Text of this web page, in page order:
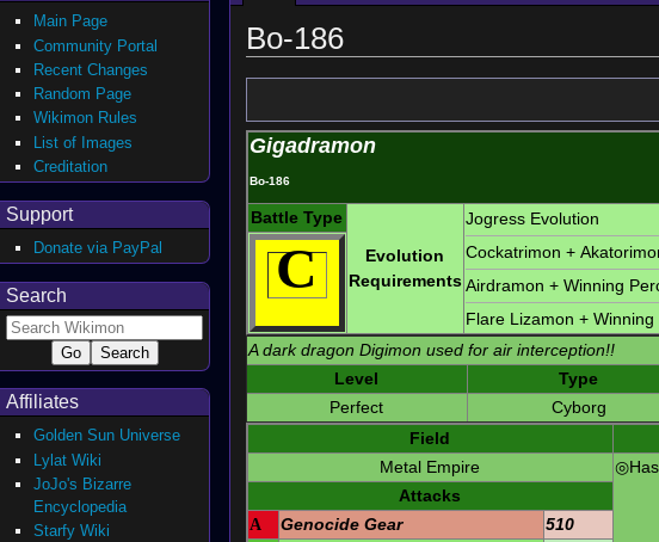
Bo-186
Gigadramon
Bo-186
Battle Type
Evolution
Requirements
Jogress Evolution
Cockatrimon +
Airdramon + Winning
Flare Lizamon + Winning
C
A dark dragon Digimon used for air interception!!
Level
Type
Perfect
Cyborg
Field
Metal Empire
◎Has
Attacks
A
Genocide Gear
510
Main Page
Community Portal
Recent Changes
Random Page
Wikimon Rules
List of Images
Creditation
Support
Donate via PayPal
Search
Affiliates
Golden Sun Universe
Lylat Wiki
JoJo's Bizarre
Encyclopedia
Starfy Wiki